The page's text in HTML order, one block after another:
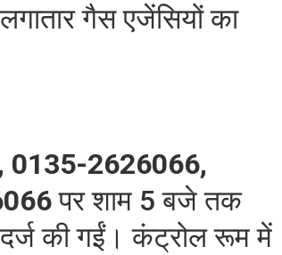
गैस एजेंसियों का
0135-2626066,
पर शाम 5 बजे तक
की गईं। कंट्रोल रूम में